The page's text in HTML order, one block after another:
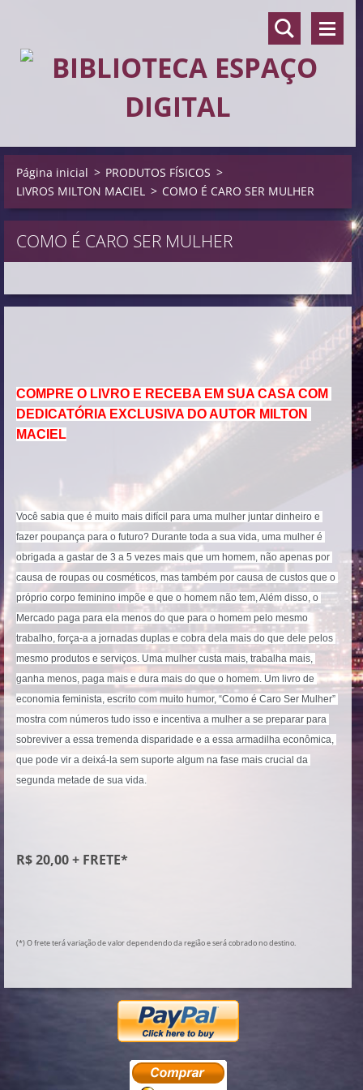
Página inicial > PRODUTOS FÍSICOS >
LIVROS MILTON MACIEL > COMO É CARO SER MULHER
COMO É CARO SER MULHER
COMPRE O LIVRO E RECEBA EM SUA CASA COM
DEDICATÓRIA EXCLUSIVA DO AUTOR MILTON
MACIEL
Você sabia que é muito mais difícil para uma mulher juntar dinheiro e
fazer poupança para o futuro? Durante toda a sua vida, uma mulher é
obrigada a gastar de 3 a 5 vezes mais que um homem, não apenas por
causa de roupas ou cosméticos, mas também por causa de custos que o
próprio corpo feminino impõe e que o homem não tem, Além disso, o
Mercado paga para ela menos do que para o homem pelo mesmo
trabalho, força-a a jornadas duplas e cobra dela mais do que dele pelos
mesmo produtos e serviços. Uma mulher custa mais, trabalha mais,
ganha menos, paga mais e dura mais do que o homem. Um livro de
economia feminista, escrito com muito humor, “Como é Caro Ser Mulher”
mostra com números tudo isso e incentiva a mulher a se preparar para
sobreviver a essa tremenda disparidade e a essa armadilha econômica,
que pode vir a deixá-la sem suporte algum na fase mais crucial da
segunda metade de sua vida.
R$ 20,00 + FRETE*
(*) O frete terá variação de valor dependendo da região e será cobrado no destino.